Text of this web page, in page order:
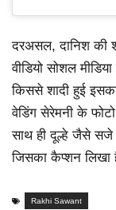
दरअसल, दानिश की
वीडियो सोशल
किससे शादी हुई
वेडिंग सेरेमनी के
साथ ही दूल्हे जैसे सजे
जिसका कैप्शन लिखा
Rakhi Sawant